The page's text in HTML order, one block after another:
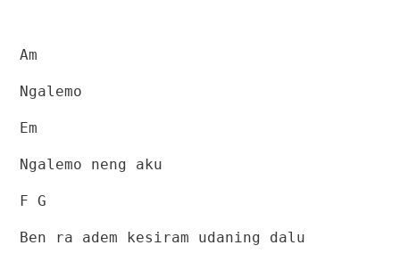
Am
Ngalemo
Em
Ngalemo neng aku
F G
Ben ra adem kesiram udaning dalu